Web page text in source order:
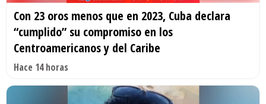
Con 23 oros menos que en 2023, Cuba declara
“cumplido” su compromiso en los
Centroamericanos y del Caribe
Hace 14 horas